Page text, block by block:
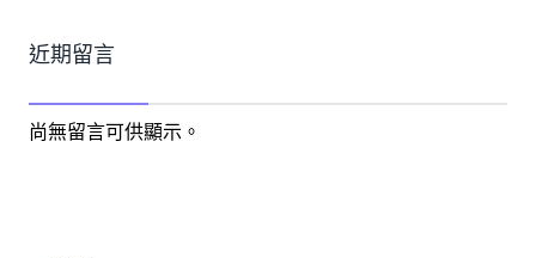
近期留言
尚無留言可供顯示。